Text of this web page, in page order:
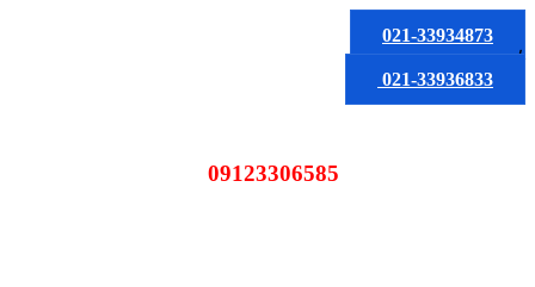
021-33934873
یا
021-33936833